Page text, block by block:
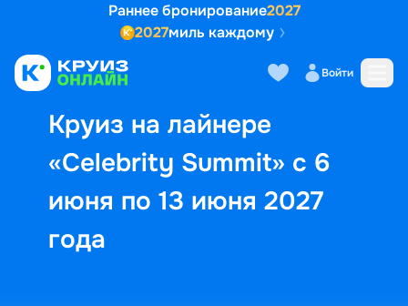
Раннее бронирование2027
2027миль каждому
Войти
Круиз на лайнере
«Celebrity Summit» с 6
июня по 13 июня 2027
года
Выбор кают Маршрут и